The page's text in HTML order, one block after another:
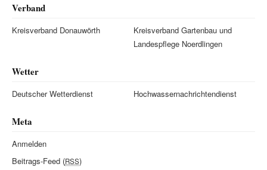
Verband
Kreisverband Donauwörth
Kreisverband Gartenbau und
Landespflege Noerdlingen
Wetter
Deutscher Wetterdienst Hochwassernachrichtendienst
Meta
Anmelden
Beitrags-Feed (RSS)